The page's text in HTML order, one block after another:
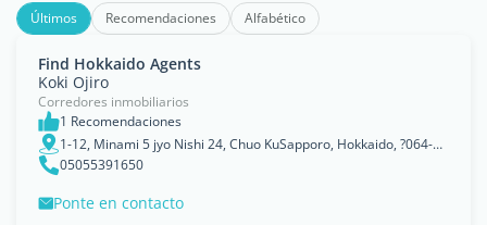
Últimos Recomendaciones Alfabético
Find Hokkaido Agents
Koki Ojiro
Corredores inmobiliarios
1 Recomendaciones
1-12, Minami 5 jyo Nishi 24, Chuo KuSapporo, Hokkaido, ?064-0805, Hokkaidō
05055391650
Ponte en contacto